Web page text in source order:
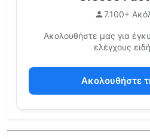
7.100+
Ακολουθήστε μας για
ελέγχους
Ακολουθήστε